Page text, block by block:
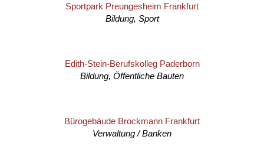
Sportpark Preungesheim Frankfurt
Bildung, Sport
Edith-Stein-Berufskolleg Paderborn
Bildung, Öffentliche Bauten
Bürogebäude Brockmann Frankfurt
Verwaltung / Banken